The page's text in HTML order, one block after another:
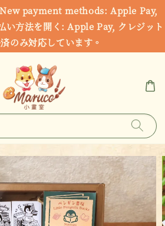
payment methods: Apple Pay,
方法を開く: Apple Pay, クレジット
のみ対応しています。